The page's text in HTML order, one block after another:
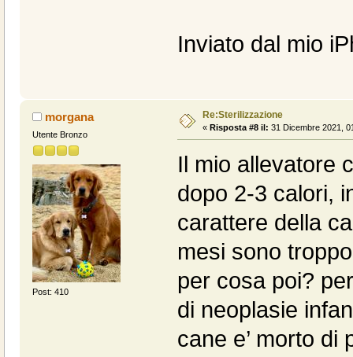
Inviato dal mio
morgana
Utente Bronzo
Post: 410
Re:Sterilizzazione
« Risposta #8 il: 31 Dicembre 2021,
Il mio allevatore
dopo 2-3 calori,
carattere della
mesi sono
per cosa poi?
di neoplasie
cane e’ morto di